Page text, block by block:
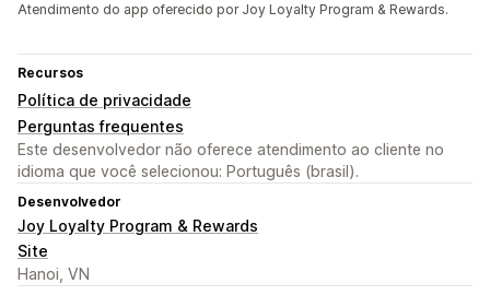
Atendimento do app oferecido por Joy Loyalty Program & Rewards.
Recursos
Política de privacidade
Perguntas frequentes
Este desenvolvedor não oferece atendimento ao cliente no
idioma que você selecionou: Português (brasil).
Desenvolvedor
Joy Loyalty Program & Rewards
Site
Hanoi, VN